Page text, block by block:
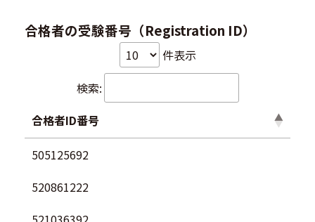
合格者の受験番号（Registration ID）
件表示
検索:
合格者ID番号
505125692
520861222